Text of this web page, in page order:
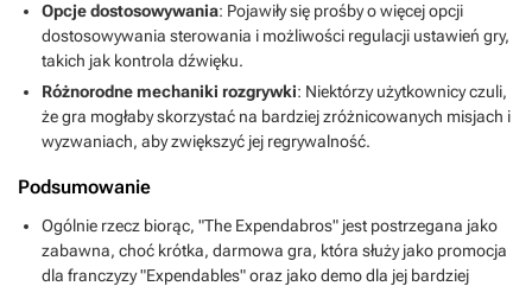
Opcje dostosowywania: Pojawiły się prośby o więcej opcji
dostosowywania sterowania i możliwości regulacji ustawień gry,
takich jak kontrola dźwięku.
Różnorodne mechaniki rozgrywki: Niektórzy użytkownicy czuli,
że gra mogłaby skorzystać na bardziej zróżnicowanych misjach i
wyzwaniach, aby zwiększyć jej regrywalność.
Podsumowanie
Ogólnie rzecz biorąc, "The Expendabros" jest postrzegana jako
zabawna, choć krótka, darmowa gra, która służy jako promocja
dla franczyzy "Expendables" oraz jako demo dla jej bardziej